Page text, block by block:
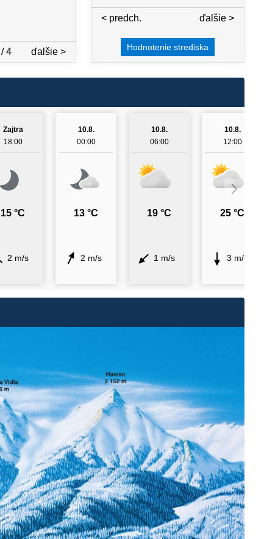
ďalšie >
4
ďalšie >
< predch.
Hodnotenie strediska
Zajtra
18:00
15 °C
2 m/s
10.8.
00:00
13 °C
2 m/s
10.8.
06:00
19 °C
1 m/s
10.8.
12:00
25 °C
3 m/s